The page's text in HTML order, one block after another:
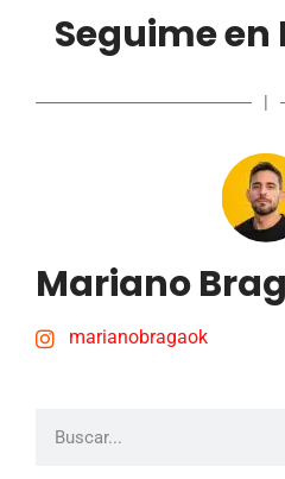
Seguime
|
Mariano
marianobragaok